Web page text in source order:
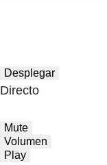
Desplegar
Directo
Mute
Volumen
Play